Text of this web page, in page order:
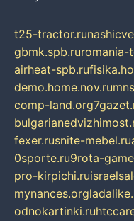
t25-tractor.ru
gbmk.spb.ruromania-
airheat-spb.ru
demo.home.nov.ru
comp-land.org
fexer.rusnite-mebel.ru
0sporte.ru9rota-
pro-kirpichi.ru
mynances.org
odnokartinki.ru